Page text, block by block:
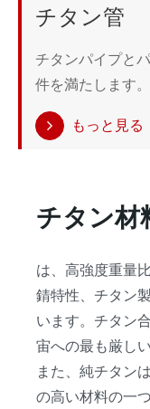
チタン管
チタンパイプと
件を満たします
もっと見る
チタン材
は、高強度重量
錆特性、チタン
います。チタン
宙への最も厳し
また、純チタン
の高い材料の一